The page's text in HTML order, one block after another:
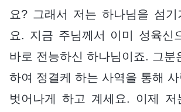
요? 그래서 저는 하나님을 섬기
요. 지금 주님께서 이미 성육신
바로 전능하신 하나님이죠. 그분
하여 정결케 하는 사역을 통해
벗어나게 하고 계세요. 이제 저